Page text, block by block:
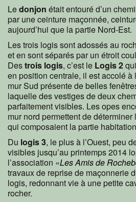
Ledonjon était entouré d’un
par une ceinture maçonnée,
aujourd’hui que la partie Nord-Est.
Les trois logis sont adossés au
et en sont séparés par un étroit
Destrois logis, c’est le Logis 2
en position centrale, il est accolé à
mur Sud présente de belles
laquelle des vestiges de deux
parfaitement visibles. Les opes
mur nord permettent de
qui composaient la partie
Du logis 3, le plus à l’Ouest, peu
visibles jusqu’au printemps 2014
l’association «Les Amis de
travaux de reprise de maçonnerie
logis, redonnant vie à une petite
rocher.